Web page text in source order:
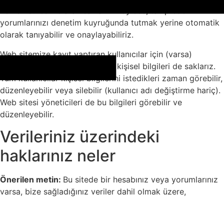
yorumlarınızı denetim kuyruğunda tutmak yerine otomatik
olarak tanıyabilir ve onaylayabiliriz.
Web sitemize kayıt yaptıran kullanıcılar için (varsa)
kullanıcı profilinde sağladıkları kişisel bilgileri de saklarız.
Tüm kullanıcılar kişisel bilgilerini istedikleri zaman görebilir,
düzenleyebilir veya silebilir (kullanıcı adı değiştirme hariç).
Web sitesi yöneticileri de bu bilgileri görebilir ve
düzenleyebilir.
Verileriniz üzerindeki
haklarınız neler
Önerilen metin: Bu sitede bir hesabınız veya yorumlarınız
varsa, bize sağladığınız veriler dahil olmak üzere,